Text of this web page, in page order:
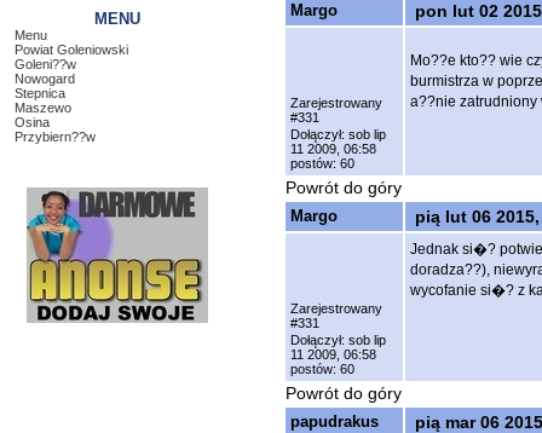
MENU
Menu
Powiat Goleniowski
Goleni??w
Nowogard
Stepnica
Maszewo
Osina
Przybiern??w
Margo pon lut 02
Zarejestrowany
#331
Dołączył: sob lip
11 2009, 06:58
postów: 60
Mo??e kto?? wie
burmistrza w
a??nie
Powrót do góry
Margo pią lut 06
Zarejestrowany
#331
Dołączył: sob lip
11 2009, 06:58
postów: 60
Jednak si�?
doradza??),
wycofanie si�? z
Powrót do góry
papudrakus pią mar 06